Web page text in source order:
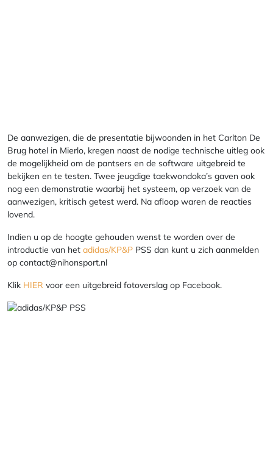
De aanwezigen, die de presentatie bijwoonden in het Carlton De
Brug hotel in Mierlo, kregen naast de nodige technische uitleg ook
de mogelijkheid om de pantsers en de software uitgebreid te
bekijken en te testen. Twee jeugdige taekwondoka’s gaven ook
nog een demonstratie waarbij het systeem, op verzoek van de
aanwezigen, kritisch getest werd. Na afloop waren de reacties
lovend.
Indien u op de hoogte gehouden wenst te worden over de
introductie van het adidas/KP&P PSS dan kunt u zich aanmelden
op contact@nihonsport.nl
Klik HIER voor een uitgebreid fotoverslag op Facebook.